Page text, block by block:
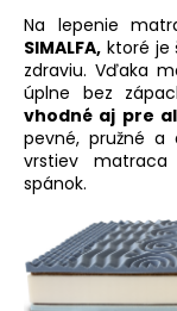
Na lepenie
SIMALFA, ktoré je
zdraviu. Vďaka
úplne bez
vhodné aj pre
pevné, pružné a
vrstiev
spánok.